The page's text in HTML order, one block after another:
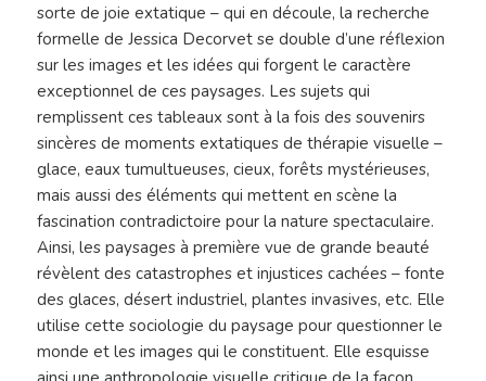
sorte de joie extatique – qui en découle, la recherche
formelle de Jessica Decorvet se double d’une réflexion
sur les images et les idées qui forgent le caractère
exceptionnel de ces paysages. Les sujets qui
remplissent ces tableaux sont à la fois des souvenirs
sincères de moments extatiques de thérapie visuelle –
glace, eaux tumultueuses, cieux, forêts mystérieuses,
mais aussi des éléments qui mettent en scène la
fascination contradictoire pour la nature spectaculaire.
Ainsi, les paysages à première vue de grande beauté
révèlent des catastrophes et injustices cachées – fonte
des glaces, désert industriel, plantes invasives, etc. Elle
utilise cette sociologie du paysage pour questionner le
monde et les images qui le constituent. Elle esquisse